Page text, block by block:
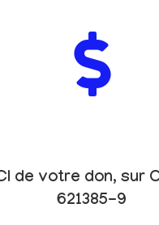
de votre don, sur
621385-9